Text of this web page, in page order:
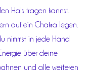
Hals tragen kannst.
auf ein Chakra legen.
nimmst in jede Hand
über deine
und alle weiteren